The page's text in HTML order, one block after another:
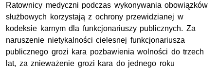
Ratownicy medyczni podczas wykonywania obowiązków
służbowych korzystają z ochrony przewidzianej w
kodeksie karnym dla funkcjonariuszy publicznych. Za
naruszenie nietykalności cielesnej funkcjonariusza
publicznego grozi kara pozbawienia wolności do trzech
lat, za znieważenie grozi kara do jednego roku